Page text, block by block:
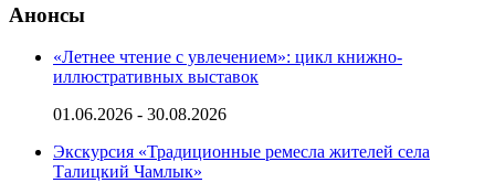
Анонсы
«Летнее чтение с увлечением»: цикл книжно-
иллюстративных выставок
01.06.2026 - 30.08.2026
Экскурсия «Традиционные ремесла жителей села
Талицкий Чамлык»